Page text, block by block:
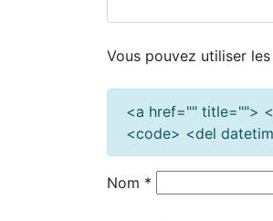
Vous pouvez utiliser
<a href="" title="">
<code> <del
Nom *